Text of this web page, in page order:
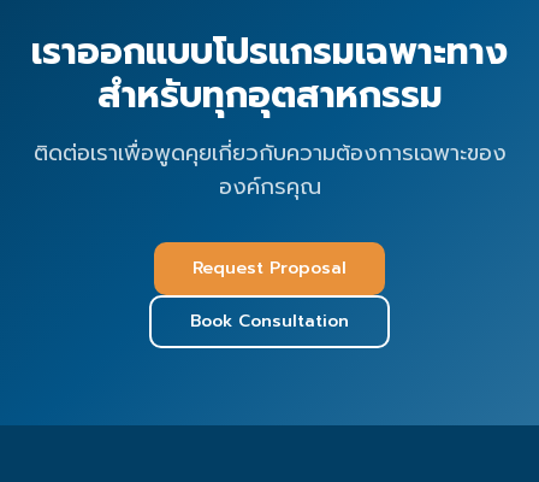
เราออกแบบโปรแกรมเฉพาะทาง
สำหรับทุกอุตสาหกรรม
ติดต่อเราเพื่อพูดคุยเกี่ยวกับความต้องการเฉพาะของ
องค์กรคุณ
Request Proposal
Book Consultation